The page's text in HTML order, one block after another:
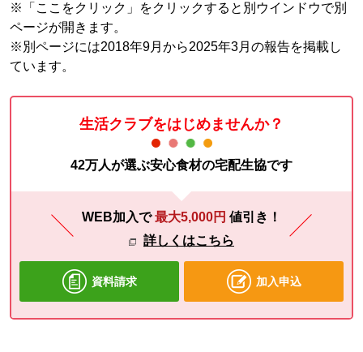
※「ここをクリック」をクリックすると別ウインドウで別
ページが開きます。
※別ページには2018年9月から2025年3月の報告を掲載し
ています。
生活クラブをはじめませんか？
42万人が選ぶ安心食材の宅配生協です
WEB加入で最大5,000円 値引き！
詳しくはこちら
資料請求 加入申込